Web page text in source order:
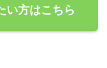
い方はこちら